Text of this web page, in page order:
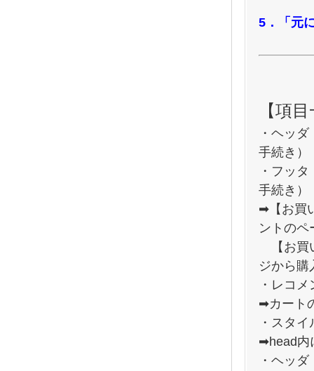
5．「元
【項
・ヘッ
手続き）
・フッ
手続き）
➡【お買
ントのペ
【お買
ジから購
・レコ
➡カート
・スタ
➡head内
・ヘッ